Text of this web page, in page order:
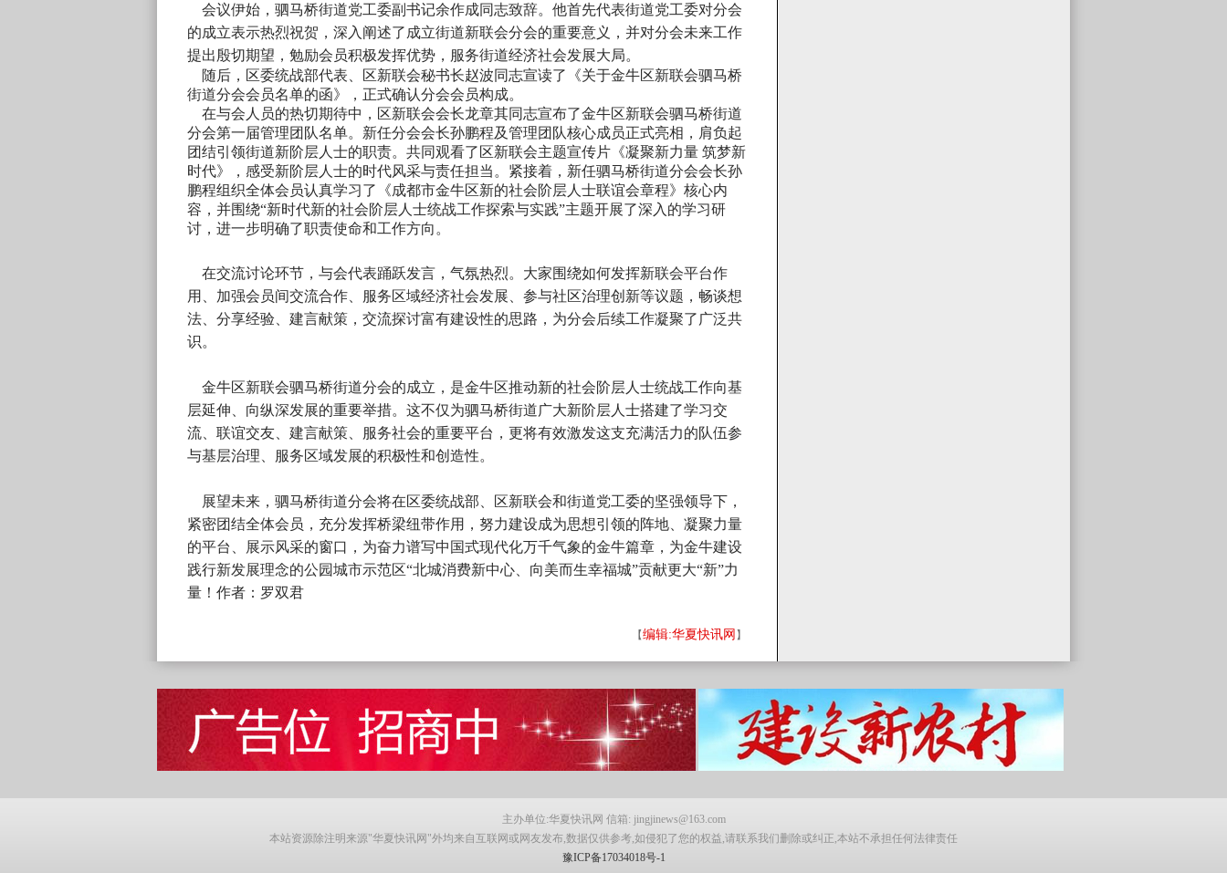
会议伊始，驷马桥街道党工委副书记余作成同志致辞。他首先代表街道党工委对分会
的成立表示热烈祝贺，深入阐述了成立街道新联会分会的重要意义，并对分会未来工作
提出殷切期望，勉励会员积极发挥优势，服务街道经济社会发展大局。
随后，区委统战部代表、区新联会秘书长赵波同志宣读了《关于金牛区新联会驷马桥
街道分会会员名单的函》，正式确认分会会员构成。
在与会人员的热切期待中，区新联会会长龙章其同志宣布了金牛区新联会驷马桥街道
分会第一届管理团队名单。新任分会会长孙鹏程及管理团队核心成员正式亮相，肩负起
团结引领街道新阶层人士的职责。 共同观看了区新联会主题宣传片《凝聚新力量 筑梦新
时代》，感受新阶层人士的时代风采与责任担当。紧接着，新任驷马桥街道分会会长孙
鹏程组织全体会员认真学习了《成都市金牛区新的社会阶层人士联谊会章程》核心内
容，并围绕“新时代新的社会阶层人士统战工作探索与实践”主题开展了深入的学习研
讨，进一步明确了职责使命和工作方向。
在交流讨论环节，与会代表踊跃发言，气氛热烈。大家围绕如何发挥新联会平台作
用、加强会员间交流合作、服务区域经济社会发展、参与社区治理创新等议题，畅谈想
法、分享经验、建言献策，交流探讨富有建设性的思路，为分会后续工作凝聚了广泛共
识。
金牛区新联会驷马桥街道分会的成立，是金牛区推动新的社会阶层人士统战工作向基
层延伸、向纵深发展的重要举措。这不仅为驷马桥街道广大新阶层人士搭建了学习交
流、联谊交友、建言献策、服务社会的重要平台，更将有效激发这支充满活力的队伍参
与基层治理、服务区域发展的积极性和创造性。
展望未来，驷马桥街道分会将在区委统战部、区新联会和街道党工委的坚强领导下，
紧密团结全体会员，充分发挥桥梁纽带作用，努力建设成为思想引领的阵地、凝聚力量
的平台、展示风采的窗口，为奋力谱写中国式现代化万千气象的金牛篇章，为金牛建设
践行新发展理念的公园城市示范区“北城消费新中心、向美而生幸福城”贡献更大“新”力
量！ 作者：罗双君
【编辑:华夏快讯网 】
主办单位:华夏快讯网 信箱: jingjinews@163.com
本站资源除注明来源"华夏快讯网"外均来自互联网或网友发布,数据仅供参考,如侵犯了您的权益,请联系我们删除或纠正,本站不承担任何法律责任
豫ICP备17034018号-1